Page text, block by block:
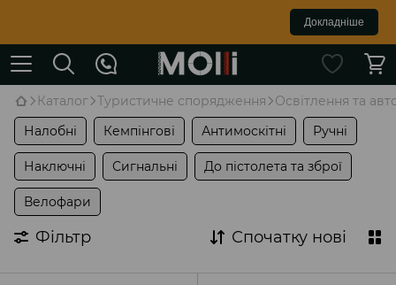
Докладніше
Каталог Туристичне спорядження
Освітлення та
Налобні
Кемпінгові Антимоскітні Ручні
Наключні Сигнальні До пістолета та зброї
Велофари
Фільтр Спочатку нові